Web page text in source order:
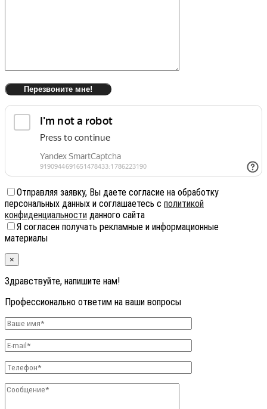
Отправляя заявку, Вы даете согласие на обработку
персональных данных и соглашаетесь с политикой
конфиденциальности данного сайта
Я согласен получать рекламные и информационные
материалы
×
Здравствуйте, напишите нам!
Профессионально ответим на ваши вопросы